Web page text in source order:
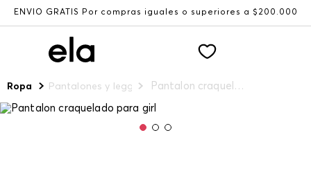
ENVÍO GRATIS Por compras iguales o superiores a $200.000
Ropa Pantalones y leggings Pantalon craquelado para girl